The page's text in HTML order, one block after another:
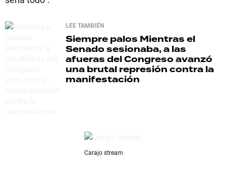
LEE TAMBIÉN
Siempre palos Mientras el
Senado sesionaba, a las
afueras del Congreso avanzó
una brutal represión contra la
manifestación
Carajo stream